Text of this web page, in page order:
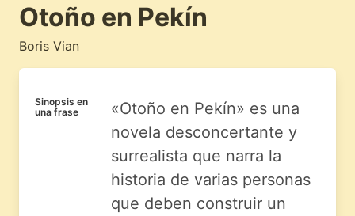
Otoño en Pekín
Boris Vian
Sinopsis en
una frase
«Otoño en Pekín» es una
novela desconcertante y
surrealista que narra la
historia de varias personas
que deben construir un